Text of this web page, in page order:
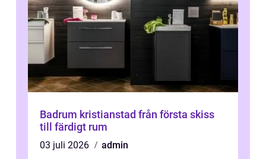
Badrum kristianstad från första skiss
till färdigt rum
03 juli 2026
admin